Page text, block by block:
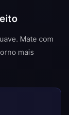
Mate com
mais